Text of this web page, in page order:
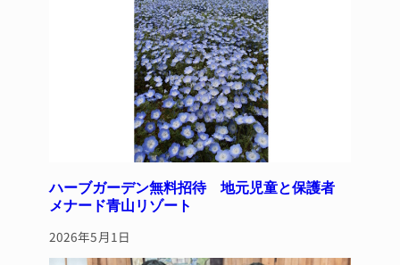
ハーブガーデン無料招待 地元児童と保護者
メナード青山リゾート
2026年5月1日